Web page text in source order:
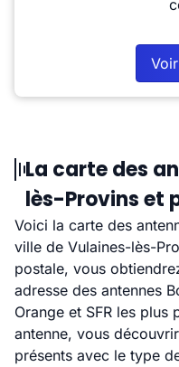
La carte des
lès-Provins et
Voici la carte des
ville de Vulaines-lès-
postale, vous
adresse des antennes
Orange et SFR les plus
antenne, vous
présents avec le type